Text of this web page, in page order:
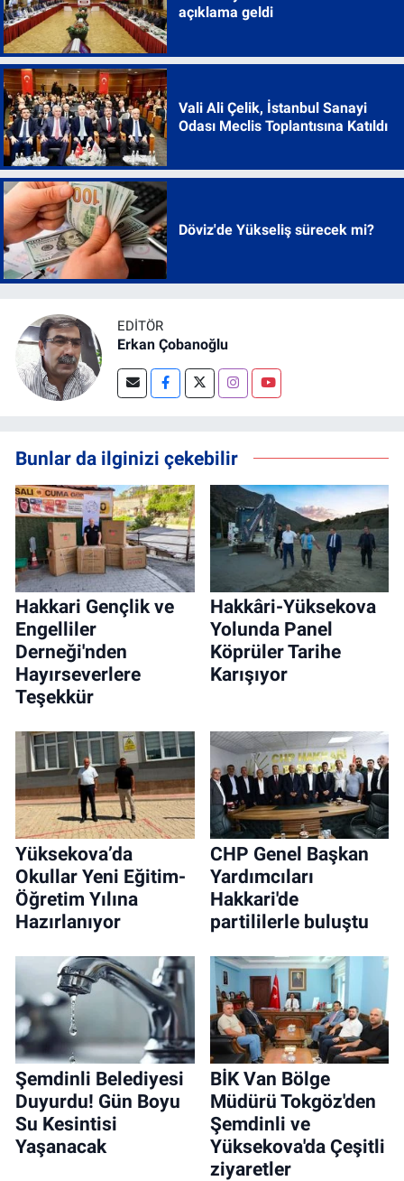
açıklama geldi
Vali Ali Çelik, İstanbul Sanayi
Odası Meclis Toplantısına Katıldı
Döviz'de Yükseliş sürecek mi?
EDITÖR
Erkan Çobanoğlu
Bunlar da ilginizi çekebilir
Hakkari Gençlik ve
Engelliler
Derneği'nden
Hayırseverlere
Teşekkür
Hakkâri-Yüksekova
Yolunda Panel
Köprüler Tarihe
Karışıyor
Yüksekova’da
Okullar Yeni Eğitim-
Öğretim Yılına
Hazırlanıyor
CHP Genel Başkan
Yardımcıları
Hakkari'de
partililerle buluştu
Şemdinli Belediyesi
Duyurdu! Gün Boyu
Su Kesintisi
Yaşanacak
BİK Van Bölge
Müdürü Tokgöz'den
Şemdinli ve
Yüksekova'da Çeşitli
ziyaretler